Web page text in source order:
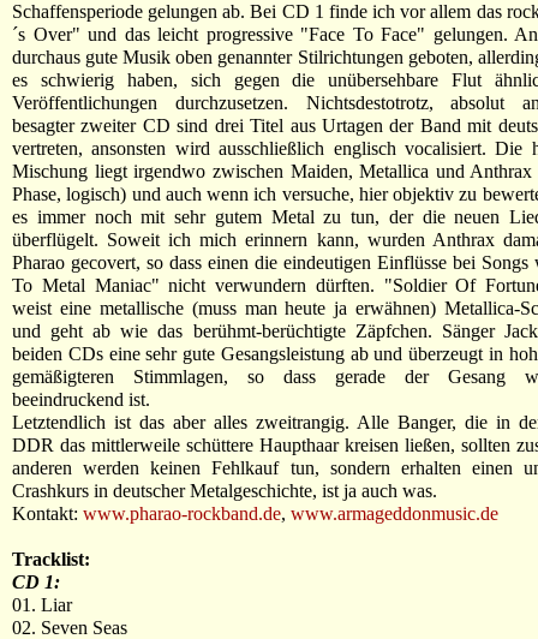
Schaffensperiode gelungen ab. Bei CD 1 finde ich vor allem das
´s Over" und das leicht progressive "Face To Face" gelungen.
durchaus gute Musik oben genannter Stilrichtungen geboten,
es schwierig haben, sich gegen die unübersehbare Flut
Veröffentlichungen durchzusetzen. Nichtsdestotrotz, absolut
besagter zweiter CD sind drei Titel aus Urtagen der Band mit
vertreten, ansonsten wird ausschließlich englisch vocalisiert. Die
Mischung liegt irgendwo zwischen Maiden, Metallica und Anthrax
Phase, logisch) und auch wenn ich versuche, hier objektiv zu
es immer noch mit sehr gutem Metal zu tun, der die neuen
überflügelt. Soweit ich mich erinnern kann, wurden Anthrax
Pharao gecovert, so dass einen die eindeutigen Einflüsse bei
To Metal Maniac" nicht verwundern dürften. "Soldier Of
weist eine metallische (muss man heute ja erwähnen) Metallica-
und geht ab wie das berühmt-berüchtigte Zäpfchen. Sänger
beiden CDs eine sehr gute Gesangsleistung ab und überzeugt in
gemäßigteren Stimmlagen, so dass gerade der Gesang
beeindruckend ist.
Letztendlich ist das aber alles zweitrangig. Alle Banger, die in
DDR das mittlerweile schüttere Haupthaar kreisen ließen, sollten
anderen werden keinen Fehlkauf tun, sondern erhalten einen
Crashkurs in deutscher Metalgeschichte, ist ja auch was.
Kontakt: www.pharao-rockband.de, www.armageddonmusic.de
Tracklist:
CD 1:
01. Liar
02. Seven Seas